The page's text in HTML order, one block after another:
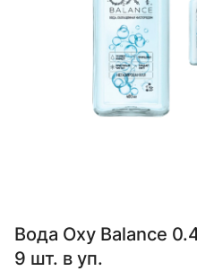
Вода Oxy Balance
9 шт. в уп.